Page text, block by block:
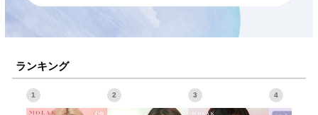
ランキング
1 2 3 4